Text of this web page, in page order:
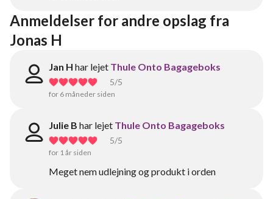
Anmeldelser for andre opslag fra
Jonas H
Jan H har lejet Thule Onto Bagageboks
5/5
for 6 måneder siden
Julie B har lejet Thule Onto Bagageboks
5/5
for 1 år siden
Meget nem udlejning og produkt i orden